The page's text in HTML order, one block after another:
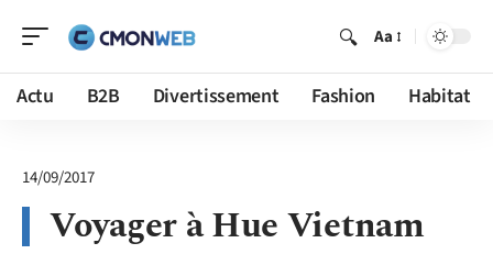
Aa
Actu B2B Divertissement Fashion Habitat
14/09/2017
Voyager à Hue Vietnam